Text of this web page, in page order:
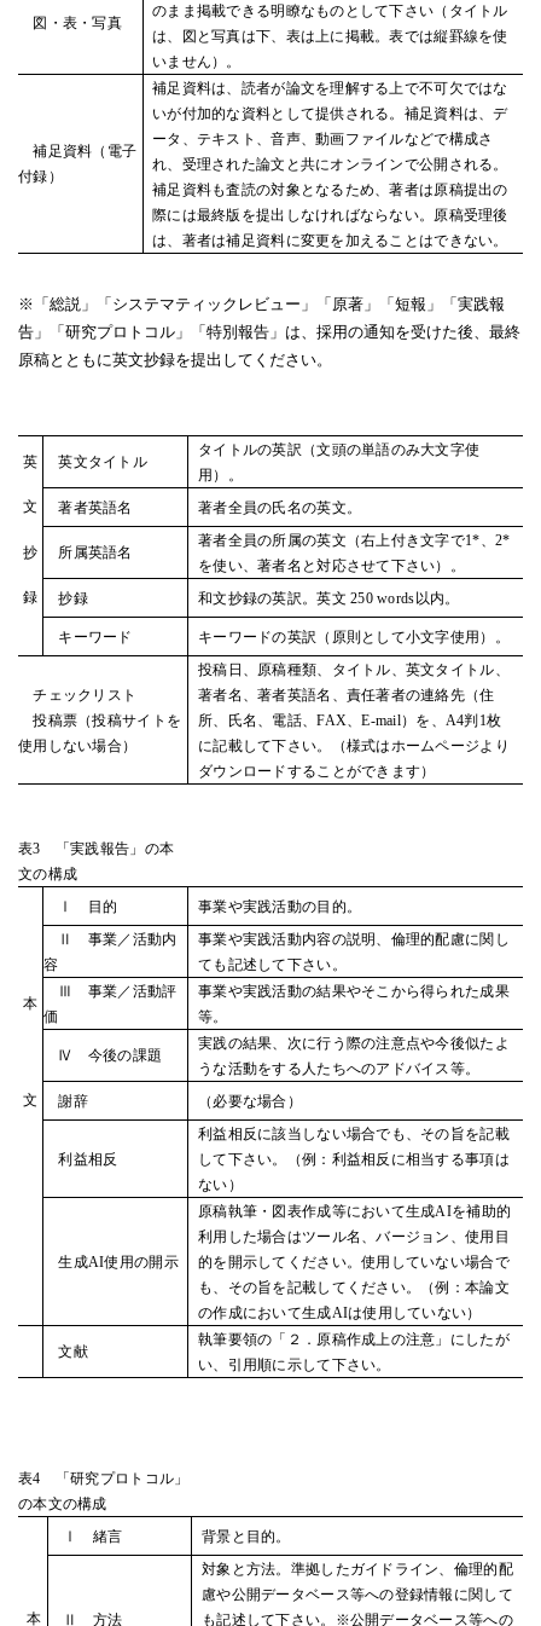
図・表・写真
のまま掲載できる明瞭なものとして下さい（タイトル
は、図と写真は下、表は上に掲載。表では縦罫線を使
いません）。
補足資料（電子
付録）
補足資料は、読者が論文を理解する上で不可欠ではな
いが付加的な資料として提供される。補足資料は、デ
ータ、テキスト、音声、動画ファイルなどで構成さ
れ、受理された論文と共にオンラインで公開される。
補足資料も査読の対象となるため、著者は原稿提出の
際には最終版を提出しなければならない。原稿受理後
は、著者は補足資料に変更を加えることはできない。
※「総説」「システマティックレビュー」「原著」「短報」「実践報
告」「研究プロトコル」「特別報告」は、採用の通知を受けた後、最終
原稿とともに英文抄録を提出してください。
英 英文タイトル
タイトルの英訳（文頭の単語のみ大文字使
用）。
文
著者英語名 著者全員の氏名の英文。
抄 所属英語名
著者全員の所属の英文（右上付き文字で1*、2*
を使い、著者名と対応させて下さい）。
録
抄録 和文抄録の英訳。英文 250 words以内。
キーワード キーワードの英訳（原則として小文字使用）。
チェックリスト
投稿票（投稿サイトを
使用しない場合）
投稿日、原稿種類、タイトル、英文タイトル、
著者名、著者英語名、責任著者の連絡先（住
所、氏名、電話、FAX、E-mail）を、A4判1枚
に記載して下さい。（様式はホームページより
ダウンロードすることができます）
表3 「実践報告」の本
文の構成
Ⅰ 目的
事業や実践活動の目的。
Ⅱ 事業／活動内
容
事業や実践活動内容の説明、倫理的配慮に関し
ても記述して下さい。
本
Ⅲ 事業／活動評
価
事業や実践活動の結果やそこから得られた成果
等。
Ⅳ 今後の課題
実践の結果、次に行う際の注意点や今後似たよ
うな活動をする人たちへのアドバイス等。
文
謝辞 （必要な場合）
利益相反
利益相反に該当しない場合でも、その旨を記載
して下さい。（例：利益相反に相当する事項は
ない）
生成AI使用の開示
原稿執筆・図表作成等において生成AIを補助的
利用した場合はツール名、バージョン、使用目
的を開示してください。使用していない場合で
も、その旨を記載してください。（例：本論文
の作成において生成AIは使用していない）
文献
執筆要領の「２．原稿作成上の注意」にしたが
い、引用順に示して下さい。
表4 「研究プロトコル」
の本文の構成
Ⅰ 緒言
背景と目的。
本 Ⅱ 方法
対象と方法。準拠したガイドライン、倫理的配
慮や公開データベース等への登録情報に関して
も記述して下さい。※公開データベース等への